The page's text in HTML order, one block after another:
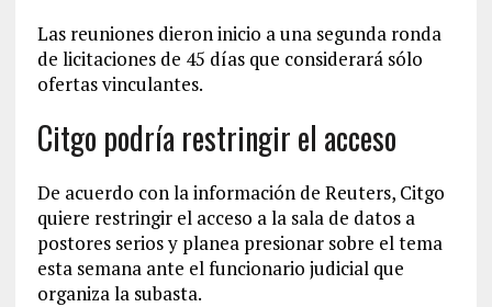
Las reuniones dieron inicio a una segunda ronda
de licitaciones de 45 días que considerará sólo
ofertas vinculantes.
Citgo podría restringir el acceso
De acuerdo con la información de Reuters, Citgo
quiere restringir el acceso a la sala de datos a
postores serios y planea presionar sobre el tema
esta semana ante el funcionario judicial que
organiza la subasta.